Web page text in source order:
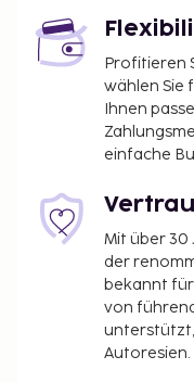
Kabel (gegen
Limousinenservice.
Dubai planst, ist
zu den 3961
Konferenzzentrum
kostenpflichtig;
Folgendes:
garantieren
folgenden
Richtige dabei:
Profitieren
wählen Sie
Ihnen
einfache
Mit über 30
der
bekannt
von
Autoresien.